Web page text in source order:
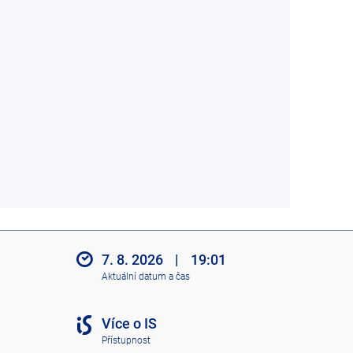
7. 8. 2026 | 19:01
Aktuální datum a čas
Více o IS
Přístupnost